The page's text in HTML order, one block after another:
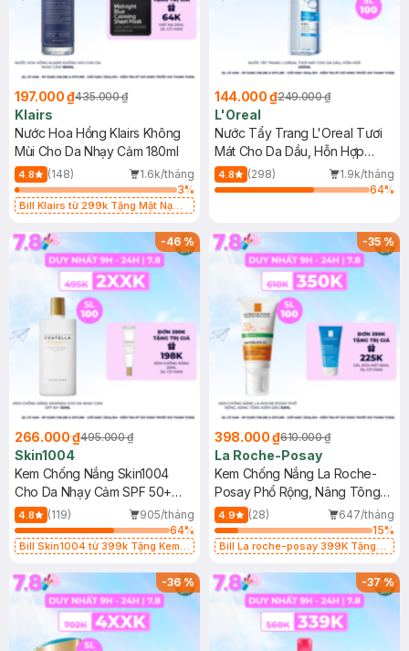
197.000 ₫435.000 ₫
Klairs
Nước Hoa Hồng Klairs Không
Mùi Cho Da Nhạy Cảm 180ml
4.8 (148)
1.6k/tháng
3%
Bill Klairs từ 299k Tặng Mặt Nạ
25ml (SL Có Hạn)
144.000 ₫249.000 ₫
L'Oreal
Nước Tẩy Trang L'Oreal Tươi
Mát Cho Da Dầu, Hỗn Hợp
400ml
4.8 (298)
1.9k/tháng
64%
-46%
266.000 ₫495.000 ₫
Skin1004
Kem Chống Nắng Skin1004
Cho Da Nhạy Cảm SPF 50+
50ml
4.8 (119)
905/tháng
64%
Bill Skin1004 từ 399k Tặng Kem
SPF 50+ 20ml (SL Có Hạn)
-35%
398.000 ₫610.000 ₫
La Roche-Posay
Kem Chống Nắng La Roche-
Posay Phổ Rộng, Nâng Tông
Kiềm Dầu 50ml
4.9 (28)
647/tháng
15%
Bill La roche-posay 399K Tặng
(SL có hạn)
-36% -37%